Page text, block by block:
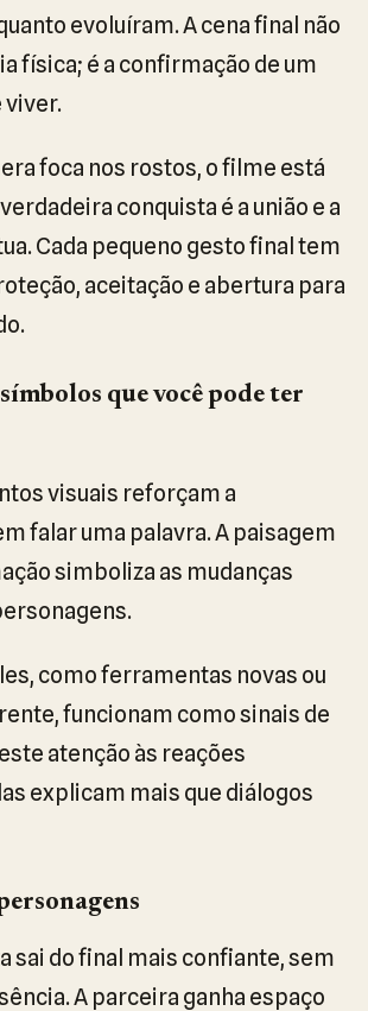
evoluíram. A cena final não
física; é a confirmação de um
viver.
foca nos rostos, o filme está
conquista é a união e a
Cada pequeno gesto final tem
aceitação e abertura para
que você pode ter
visuais reforçam a
falar uma palavra. A paisagem
simboliza as mudanças
como ferramentas novas ou
funcionam como sinais de
atenção às reações
explicam mais que diálogos
sai do final mais confiante, sem
A parceira ganha espaço